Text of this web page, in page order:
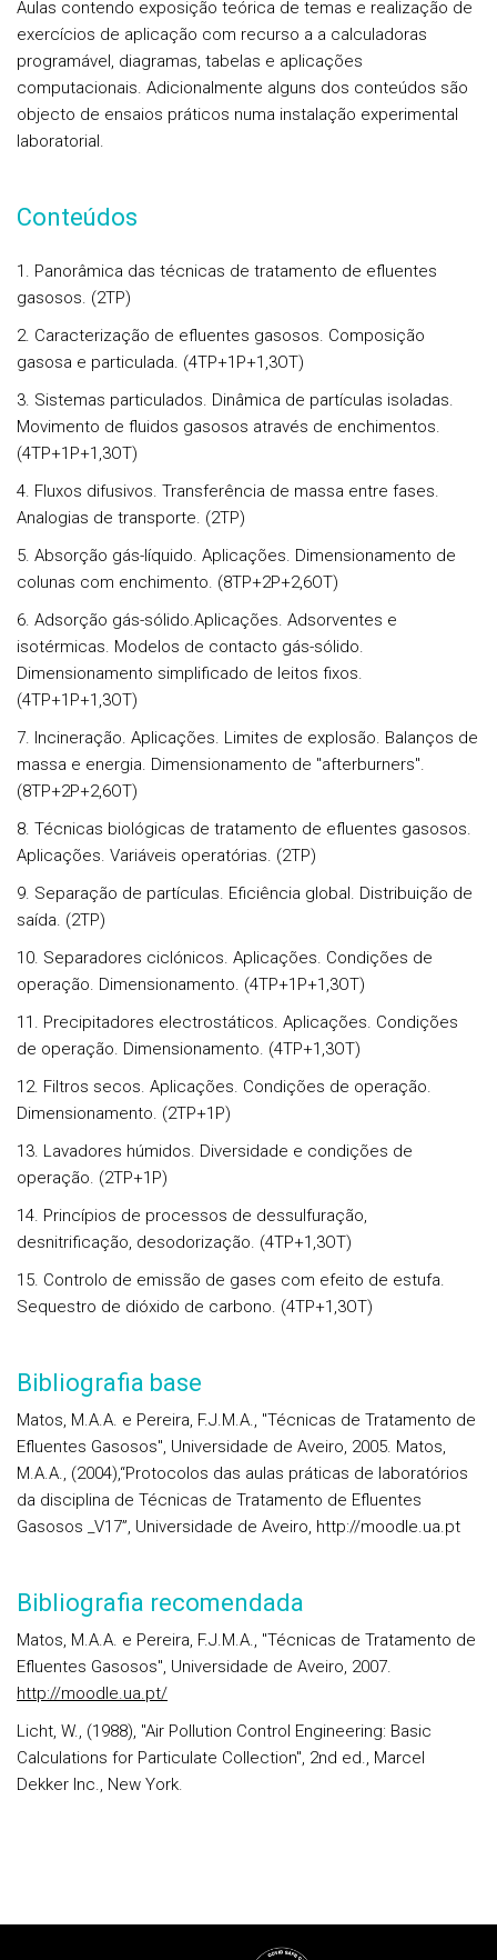
Aulas contendo exposição teórica de temas e realização de
exercícios de aplicação com recurso a a calculadoras
programável, diagramas, tabelas e aplicações
computacionais. Adicionalmente alguns dos conteúdos são
objecto de ensaios práticos numa instalação experimental
laboratorial.
Conteúdos
1. Panorâmica das técnicas de tratamento de efluentes
gasosos. (2TP)
2. Caracterização de efluentes gasosos. Composição
gasosa e particulada. (4TP+1P+1,3OT)
3. Sistemas particulados. Dinâmica de partículas isoladas.
Movimento de fluidos gasosos através de enchimentos.
(4TP+1P+1,3OT)
4. Fluxos difusivos. Transferência de massa entre fases.
Analogias de transporte. (2TP)
5. Absorção gás-líquido. Aplicações. Dimensionamento de
colunas com enchimento. (8TP+2P+2,6OT)
6. Adsorção gás-sólido.Aplicações. Adsorventes e
isotérmicas. Modelos de contacto gás-sólido.
Dimensionamento simplificado de leitos fixos.
(4TP+1P+1,3OT)
7. Incineração. Aplicações. Limites de explosão. Balanços de
massa e energia. Dimensionamento de "afterburners".
(8TP+2P+2,6OT)
8. Técnicas biológicas de tratamento de efluentes gasosos.
Aplicações. Variáveis operatórias. (2TP)
9. Separação de partículas. Eficiência global. Distribuição de
saída. (2TP)
10. Separadores ciclónicos. Aplicações. Condições de
operação. Dimensionamento. (4TP+1P+1,3OT)
11. Precipitadores electrostáticos. Aplicações. Condições
de operação. Dimensionamento. (4TP+1,3OT)
12. Filtros secos. Aplicações. Condições de operação.
Dimensionamento. (2TP+1P)
13. Lavadores húmidos. Diversidade e condições de
operação. (2TP+1P)
14. Princípios de processos de dessulfuração,
desnitrificação, desodorização. (4TP+1,3OT)
15. Controlo de emissão de gases com efeito de estufa.
Sequestro de dióxido de carbono. (4TP+1,3OT)
Bibliografia base
Matos, M.A.A. e Pereira, F.J.M.A., "Técnicas de Tratamento de
Efluentes Gasosos", Universidade de Aveiro, 2005. Matos,
M.A.A., (2004),“Protocolos das aulas práticas de laboratórios
da disciplina de Técnicas de Tratamento de Efluentes
Gasosos _V17”, Universidade de Aveiro, http://moodle.ua.pt
Bibliografia recomendada
Matos, M.A.A. e Pereira, F.J.M.A., "Técnicas de Tratamento de
Efluentes Gasosos", Universidade de Aveiro, 2007.
http://moodle.ua.pt/
Licht, W., (1988), "Air Pollution Control Engineering: Basic
Calculations for Particulate Collection", 2nd ed., Marcel
Dekker Inc., New York.